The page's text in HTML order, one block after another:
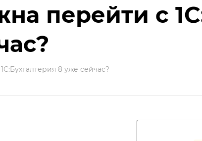
перейти с
8 уже сейчас?